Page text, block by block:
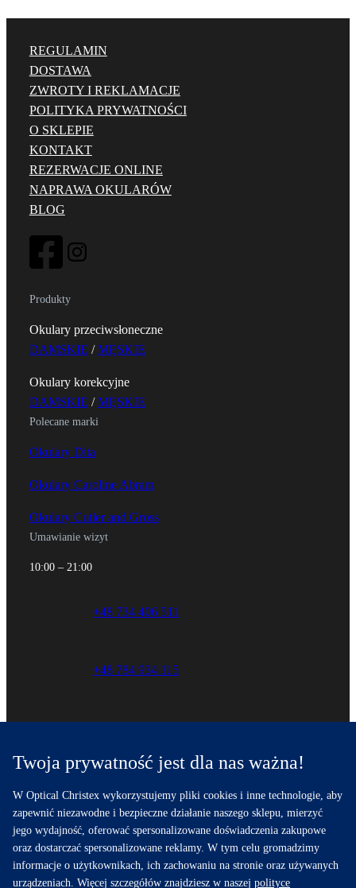
REGULAMIN
DOSTAWA
ZWROTY I REKLAMACJE
POLITYKA PRYWATNOŚCI
O SKLEPIE
KONTAKT
REZERWACJE ONLINE
NAPRAWA OKULARÓW
BLOG
Produkty
Okulary przeciwsłoneczne
DAMSKIE /MĘSKIE
Okulary korekcyjne
DAMSKIE /MĘSKIE
Polecane marki
Okulary Dita
Okulary Caroline Abram
Okulary Cutler and Gross
Umawianie wizyt
10:00 – 21:00
+48 734 406 511
+48 784 934 115
11:00 – 19:00
+48 734 406 511
Twoja prywatność jest dla nas ważna!
W Optical Christex wykorzystujemy pliki cookies i inne technologie, aby
zapewnić niezawodne i bezpieczne działanie naszego sklepu, mierzyć
jego wydajność, oferować spersonalizowane doświadczenia zakupowe
oraz dostarczać spersonalizowane reklamy. W tym celu gromadzimy
informacje o użytkownikach, ich zachowaniu na stronie oraz używanych
urządzeniach. Więcej szczegółów znajdziesz w naszej polityce